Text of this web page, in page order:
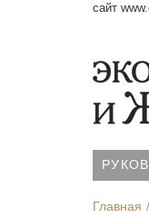
сайт
Главная